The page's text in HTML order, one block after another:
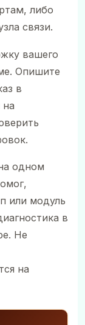
либо
связи.
вашего
Опишите
в
на
одном
или модуль
в
Не
на